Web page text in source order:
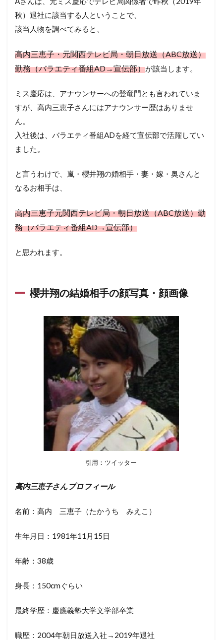
秋）退社に該当する人ということで、
該当人物を調べてみると、
高内三恵子・元関西テレビ局・朝日放送（ABC放送）
勤務（バラエティ番組AD→宣伝部）が該当します。
ミス慶応は、アナウンサーへの登竜門とも言われていま
すが、高内三恵子さんにはアナウンサー歴はありませ
ん。
入社後は、バラエティ番組ADを経て宣伝部で活躍してい
ました。
と言うわけで、嵐・櫻井翔の婚相手・妻・嫁・奥さんと
なるお相手は、
高内三恵子元関西テレビ局・朝日放送（ABC放送）勤
務（バラエティ番組AD→宣伝部）
と思われます。
櫻井翔の結婚相手の顔写真・顔画像
引用：ツイッター
高内三恵子さんプロフィール
名前：高内 三恵子（たかうち みえこ）
生年月日：1981年11月15日
年齢：38歳
身長：150cmぐらい
最終学歴：慶應義塾大学文学部卒業
職歴：2004年朝日放送入社→2019年退社